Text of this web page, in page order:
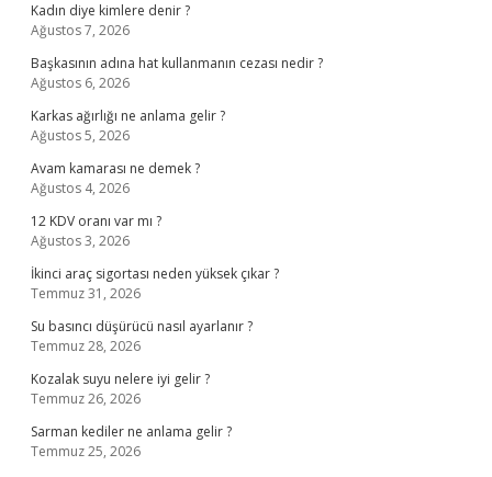
Kadın diye kimlere denir ?
Ağustos 7, 2026
Başkasının adına hat kullanmanın cezası nedir ?
Ağustos 6, 2026
Karkas ağırlığı ne anlama gelir ?
Ağustos 5, 2026
Avam kamarası ne demek ?
Ağustos 4, 2026
12 KDV oranı var mı ?
Ağustos 3, 2026
İkinci araç sigortası neden yüksek çıkar ?
Temmuz 31, 2026
Su basıncı düşürücü nasıl ayarlanır ?
Temmuz 28, 2026
Kozalak suyu nelere iyi gelir ?
Temmuz 26, 2026
Sarman kediler ne anlama gelir ?
Temmuz 25, 2026